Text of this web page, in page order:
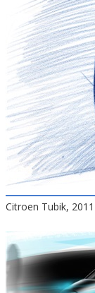
Citroen Tubik, 2011